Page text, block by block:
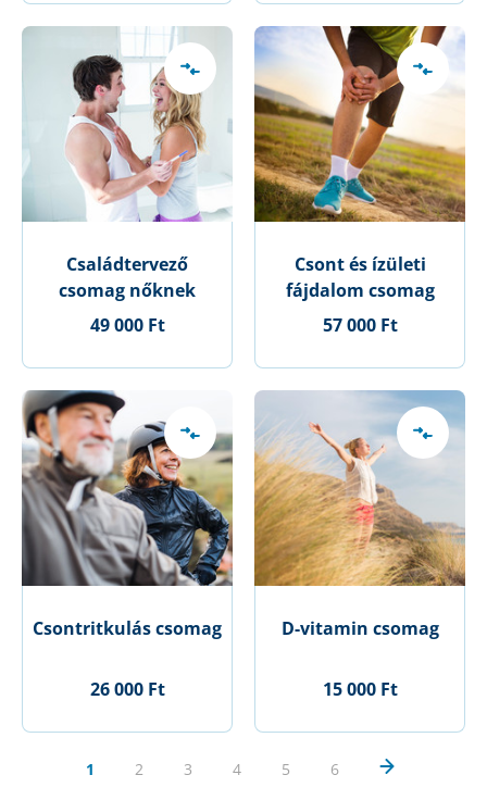
Családtervező
csomag nőknek
49 000 Ft
Csont és ízületi
fájdalom csomag
57 000 Ft
Csontritkulás csomag
26 000 Ft
D-vitamin csomag
15 000 Ft
1 2 3 4 5 6